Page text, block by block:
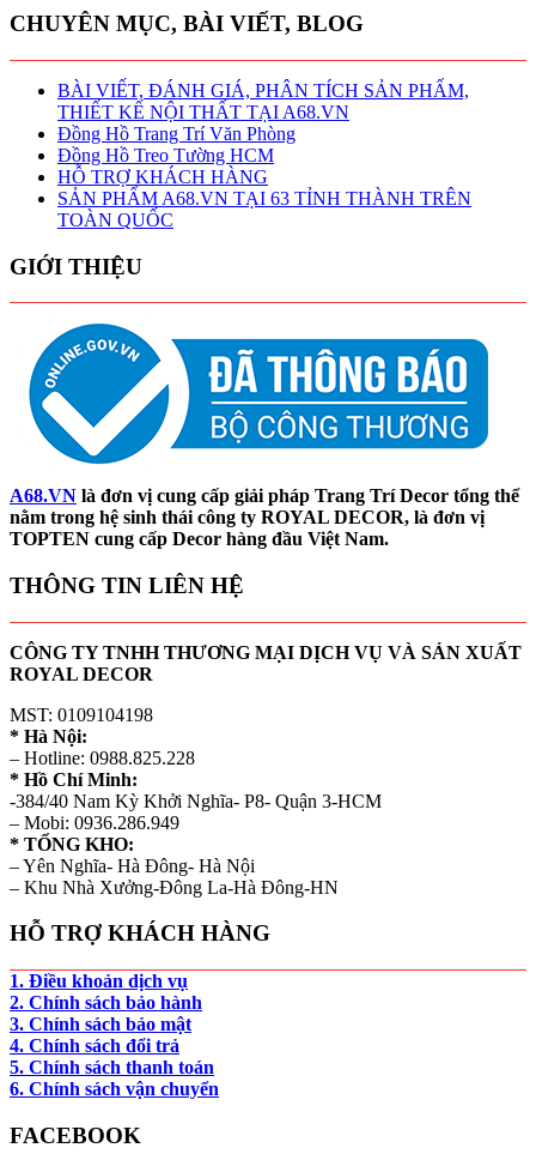
CHUYÊN MỤC, BÀI VIẾT, BLOG
BÀI VIẾT, ĐÁNH GIÁ, PHÂN TÍCH SẢN PHẨM,
THIẾT KẾ NỘI THẤT TẠI A68.VN
Đồng Hồ Trang Trí Văn Phòng
Đồng Hồ Treo Tường HCM
HỖ TRỢ KHÁCH HÀNG
SẢN PHẨM A68.VN TẠI 63 TỈNH THÀNH TRÊN
TOÀN QUỐC
GIỚI THIỆU
A68.VN là đơn vị cung cấp giải pháp Trang Trí Decor tổng thể
nằm trong hệ sinh thái công ty ROYAL DECOR, là đơn vị
TOPTEN cung cấp Decor hàng đầu Việt Nam.
THÔNG TIN LIÊN HỆ
CÔNG TY TNHH THƯƠNG MẠI DỊCH VỤ VÀ SẢN XUẤT
ROYAL DECOR
MST: 0109104198
* Hà Nội:
– Hotline: 0988.825.228
* Hồ Chí Minh:
-384/40 Nam Kỳ Khởi Nghĩa- P8- Quận 3-HCM
– Mobi: 0936.286.949
* TỔNG KHO:
– Yên Nghĩa- Hà Đông- Hà Nội
– Khu Nhà Xưởng-Đông La-Hà Đông-HN
HỖ TRỢ KHÁCH HÀNG
1. Điều khoản dịch vụ
2. Chính sách bảo hành
3. Chính sách bảo mật
4. Chính sách đổi trả
5. Chính sách thanh toán
6. Chính sách vận chuyển
FACEBOOK